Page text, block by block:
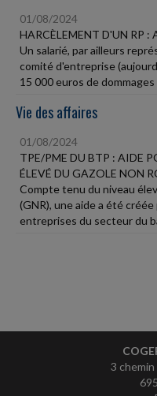
01/08/2024
HARCÈLEMENT D'UN RP
Un salarié, par ailleurs
comité d'entreprise
15 000 euros de
Vie des affaires
01/08/2024
TPE/PME DU BTP : AIDE
ÉLEVÉ DU GAZOLE NON
Compte tenu du niveau
(GNR), une aide a été
entreprises du secteur du
3 chemin